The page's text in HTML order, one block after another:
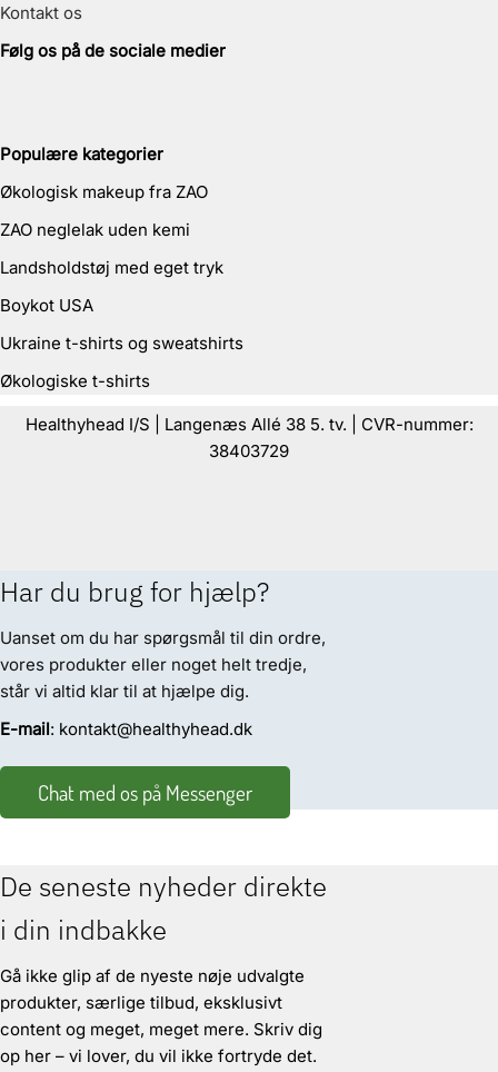
Kontakt os
Følg os på de sociale medier
Populære kategorier
Økologisk makeup fra ZAO
ZAO neglelak uden kemi
Landsholdstøj med eget tryk
Boykot USA
Ukraine t-shirts og sweatshirts
Økologiske t-shirts
Healthyhead I/S | Langenæs Allé 38 5. tv. | CVR-nummer:
38403729
Har du brug for hjælp?
Uanset om du har spørgsmål til din ordre,
vores produkter eller noget helt tredje,
står vi altid klar til at hjælpe dig.
E-mail: kontakt@healthyhead.dk
Chat med os på Messenger
De seneste nyheder direkte
i din indbakke
Gå ikke glip af de nyeste nøje udvalgte
produkter, særlige tilbud, eksklusivt
content og meget, meget mere. Skriv dig
op her – vi lover, du vil ikke fortryde det.